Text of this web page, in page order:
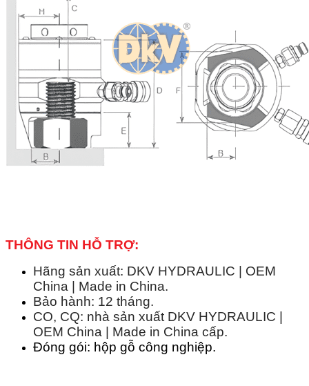
THÔNG TIN HỖ TRỢ:
Hãng sản xuất: DKV HYDRAULIC | OEM
China | Made in China.
Bảo hành: 12 tháng.
CO, CQ: nhà sản xuất DKV HYDRAULIC |
OEM China | Made in China cấp.
Đóng gói: hộp gỗ công nghiệp.